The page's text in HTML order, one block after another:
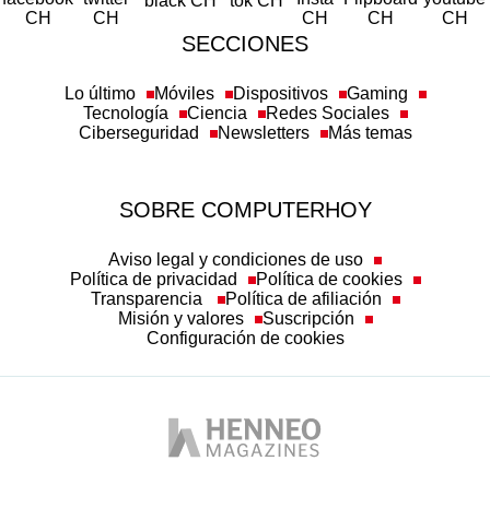
SECCIONES
Lo último Móviles Dispositivos
Gaming
Tecnología
Ciencia
Redes Sociales
Ciberseguridad
Newsletters Más temas
SOBRE COMPUTERHOY
Aviso legal y condiciones de uso
Política de privacidad
Política de cookies
Transparencia
Política de afiliación
Misión y valores
Suscripción
Configuración de cookies